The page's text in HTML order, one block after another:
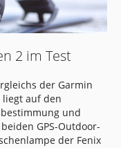
2 im Test
der Garmin
liegt auf den
und
GPS-Outdoor-
der Fenix